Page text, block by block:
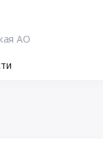
АО